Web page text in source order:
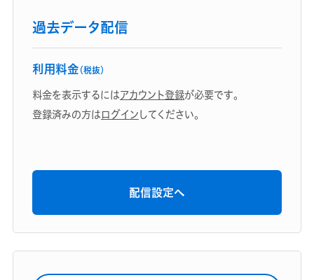
過去データ配信
利用料金 （税抜）
料金を表示するにはアカウント登録が必要です。
登録済みの方はログインしてください。
配信設定へ